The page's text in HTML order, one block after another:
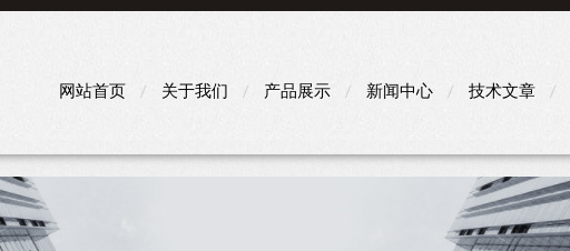
网站首页 关于我们 产品展示 新闻中心 技术文章